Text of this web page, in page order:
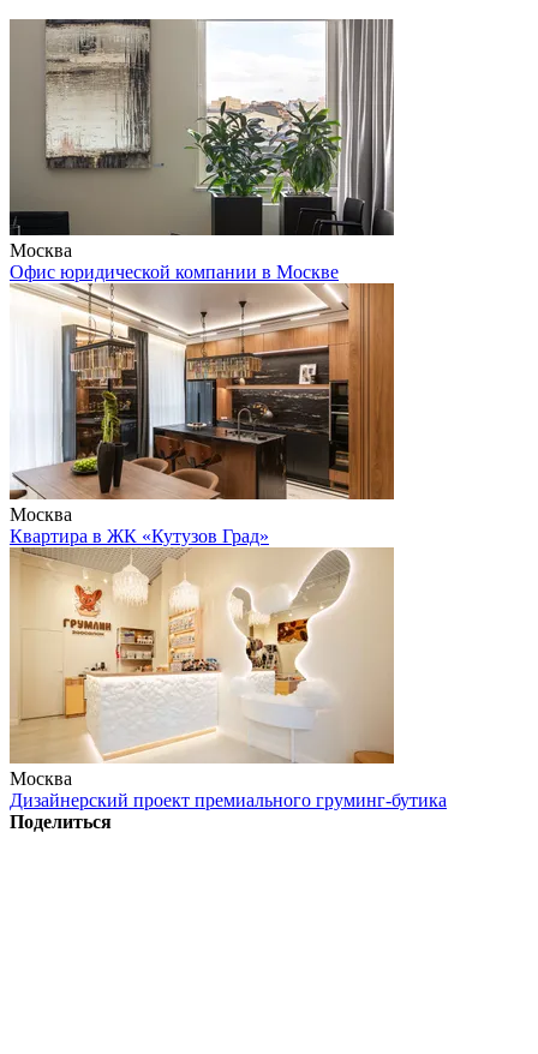
Москва
Офис юридической компании в Москве
Москва
Квартира в ЖК «Кутузов Град»
Москва
Дизайнерский проект премиального груминг-бутика
Поделиться